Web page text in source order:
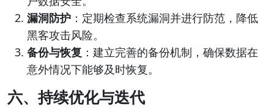
漏洞防护 ：定期检查系统漏洞并进行防范，降低
黑客攻击风险。
备份与恢复 ：建立完善的备份机制，确保数据在
意外情况下能够及时恢复。
六、持续优化与迭代